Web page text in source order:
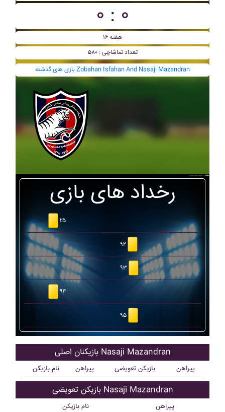
۰ : ۰
هفته ۱۶
تعداد تماشاچی : ۵۸۰
بازی های گذشته Zobahan Isfahan And Nasaji Mazandran
رخداد های بازی
۲۵
۹۲
۹۳
۹۴
۹۵
بازیکنان اصلی Nasaji Mazandran
نام بازیکن پیراهن بازیکن تعویضی پیراهن
بازیکن تعویضی Nasaji Mazandran
نام بازیکن پیراهن